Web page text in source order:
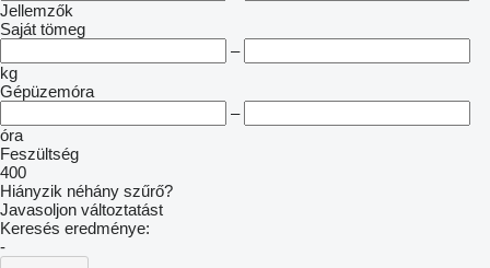
Jellemzők
Saját tömeg
–
kg
Gépüzemóra
–
óra
Feszültség
400
Hiányzik néhány szűrő?
Javasoljon változtatást
Keresés eredménye:
-